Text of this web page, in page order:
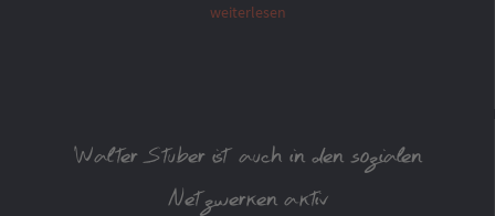
weiterlesen
Walter Stuber ist auch in den sozialen
Netzwerken aktiv